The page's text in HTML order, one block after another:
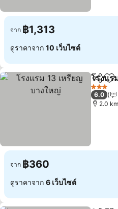
จาก ฿1,313
ดูราคาจาก 10 เว็บไซต์
แชร์ เ
โรงแร
3 ดาว
6.0
2.0
จาก ฿360
ดูราคาจาก 6 เว็บไซต์